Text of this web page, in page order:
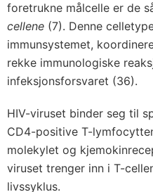
foretrukne målcelle er de
cellene (7). Denne
immunsystemet,
rekke immunologiske
infeksjonsforsvaret (36).
HIV-viruset binder seg til
CD4-positive T-
molekylet og
viruset trenger inn i T-
livssyklus.